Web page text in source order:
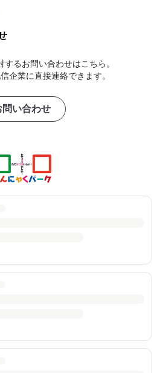
るお問い合わせはこちら。
企業に直接連絡できます。
問い合わせ